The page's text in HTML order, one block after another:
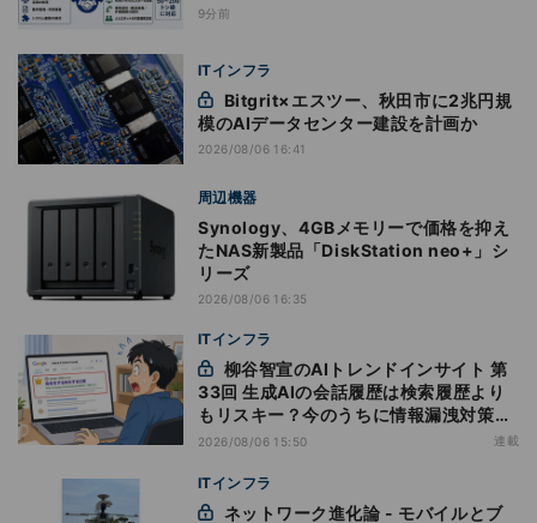
9分前
ITインフラ
模のAIデータセンター建設を計画か
2026/08/06 16:41
周辺機器
Synology、4GBメモリーで価格を抑え
たNAS新製品「DiskStation neo+」シ
リーズ
2026/08/06 16:35
ITインフラ
33回 生成AIの会話履歴は検索履歴より
もリスキー？今のうちに情報漏洩対策を
万全にしておこう
2026/08/06 15:50 連載
ITインフラ